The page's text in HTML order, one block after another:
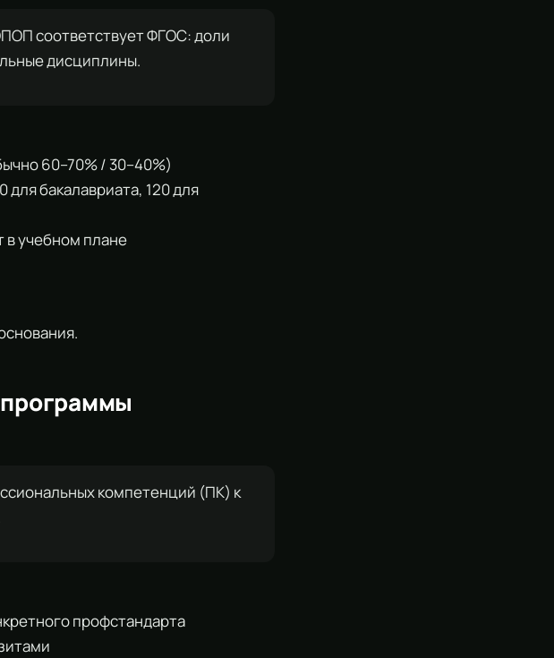
соответствует ФГОС: доли
дисциплины.
60–70% / 30–40%)
бакалавриата, 120 для
учебном плане
компетенций (ПК) к
профстандарта